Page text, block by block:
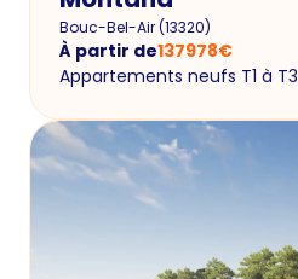
Bouc-Bel-Air(13320)
À partir de137978€
Appartements neufs T1 à T3